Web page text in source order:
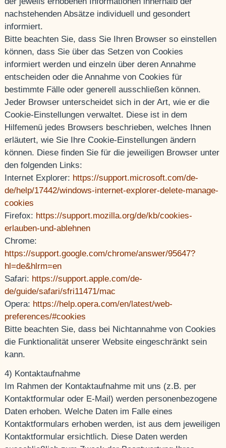
nachstehenden Absätze individuell und gesondert
informiert.
Bitte beachten Sie, dass Sie Ihren Browser so einstellen
können, dass Sie über das Setzen von Cookies
informiert werden und einzeln über deren Annahme
entscheiden oder die Annahme von Cookies für
bestimmte Fälle oder generell ausschließen können.
Jeder Browser unterscheidet sich in der Art, wie er die
Cookie-Einstellungen verwaltet. Diese ist in dem
Hilfemenü jedes Browsers beschrieben, welches Ihnen
erläutert, wie Sie Ihre Cookie-Einstellungen ändern
können. Diese finden Sie für die jeweiligen Browser unter
den folgenden Links:
Internet Explorer: https://support.microsoft.com/de-
de/help/17442/windows-internet-explorer-delete-manage-
cookies
Firefox: https://support.mozilla.org/de/kb/cookies-
erlauben-und-ablehnen
Chrome:
https://support.google.com/chrome/answer/95647?
hl=de&hlrm=en
Safari: https://support.apple.com/de-
de/guide/safari/sfri11471/mac
Opera: https://help.opera.com/en/latest/web-
preferences/#cookies
Bitte beachten Sie, dass bei Nichtannahme von Cookies
die Funktionalität unserer Website eingeschränkt sein
kann.
4) Kontaktaufnahme
Im Rahmen der Kontaktaufnahme mit uns (z.B. per
Kontaktformular oder E-Mail) werden personenbezogene
Daten erhoben. Welche Daten im Falle eines
Kontaktformulars erhoben werden, ist aus dem jeweiligen
Kontaktformular ersichtlich. Diese Daten werden